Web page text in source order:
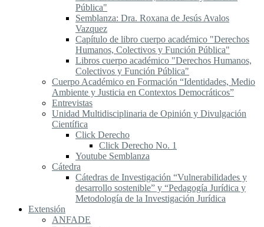
Pública"
Semblanza: Dra. Roxana de Jesús Avalos
Vazquez
Capítulo de libro cuerpo académico "Derechos
Humanos, Colectivos y Función Pública"
Libros cuerpo académico "Derechos Humanos,
Colectivos y Función Pública"
Cuerpo Académico en Formación “Identidades, Medio
Ambiente y Justicia en Contextos Democráticos”
Entrevistas
Unidad Multidisciplinaria de Opinión y Divulgación
Científica
Click Derecho
Click Derecho No. 1
Youtube Semblanza
Cátedra
Cátedras de Investigación “Vulnerabilidades y
desarrollo sostenible” y “Pedagogía Jurídica y
Metodología de la Investigación Jurídica
Extensión
ANFADE